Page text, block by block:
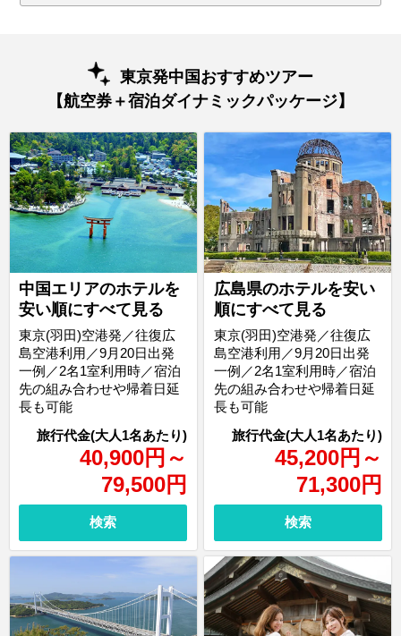
東京発中国おすすめツアー
【航空券＋宿泊ダイナミックパッケージ】
中国エリアのホテルを
安い順にすべて見る
40,900円 ～
79,500円
東京(羽田)空港発／往復広
島空港利用／9月20日出発
一例／2名1室利用時／宿泊
先の組み合わせや帰着日延
長も可能
検索
広島県のホテルを安い
順にすべて見る
45,200円 ～
71,300円
東京(羽田)空港発／往復広
島空港利用／9月20日出発
一例／2名1室利用時／宿泊
先の組み合わせや帰着日延
長も可能
検索